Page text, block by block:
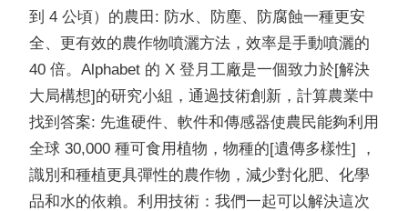
到 4 公頃）的農田: 防水、防塵、防腐蝕一種更安
全、更有效的農作物噴灑方法，效率是手動噴灑的
40 倍。Alphabet 的 X 登月工廠是一個致力於[解決
大局構想]的研究小組，通過技術創新，計算農業中
找到答案: 先進硬件、軟件和傳感器使農民能夠利用
全球 30,000 種可食用植物，物種的[遺傳多樣性] ，
識別和種植更具彈性的農作物，減少對化肥、化學
品和水的依賴。利用技術：我們一起可以解決這次